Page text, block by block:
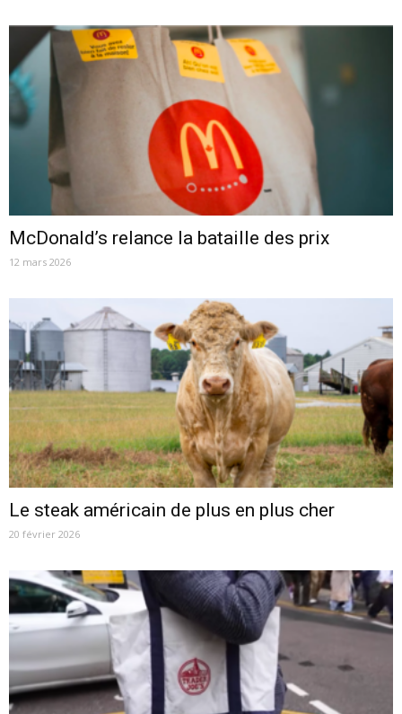
McDonald’s relance la bataille des prix
12 mars 2026
Le steak américain de plus en plus cher
20 février 2026